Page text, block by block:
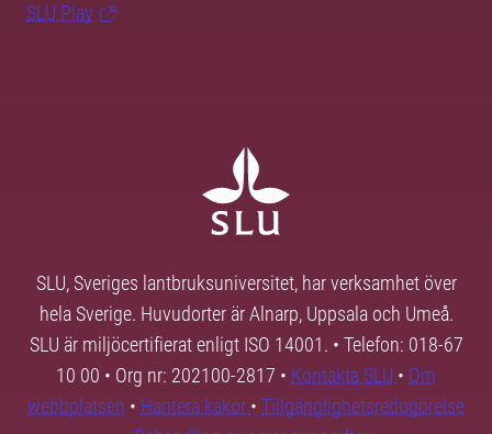
SLU Play
SLU, Sveriges lantbruksuniversitet, har verksamhet över
hela Sverige. Huvudorter är Alnarp, Uppsala och Umeå.
SLU är miljöcertifierat enligt ISO 14001. • Telefon: 018-67
10 00 • Org nr: 202100-2817 • Kontakta SLU • Om
webbplatsen • Hantera kakor • Tillgänglighetsredogörelse